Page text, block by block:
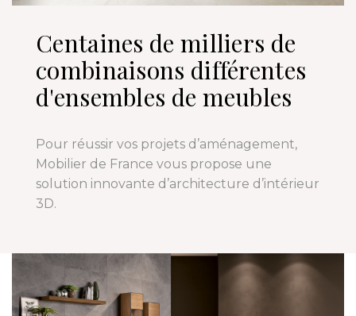
Centaines de milliers de
combinaisons différentes
d'ensembles de meubles
Pour réussir vos projets d’aménagement,
Mobilier de France vous propose une
solution innovante d’architecture d’intérieur
3D.